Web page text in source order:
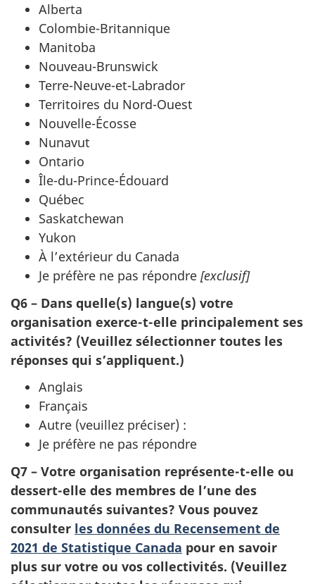
Alberta
Colombie-Britannique
Manitoba
Nouveau-Brunswick
Terre-Neuve-et-Labrador
Territoires du Nord-Ouest
Nouvelle-Écosse
Nunavut
Ontario
Île-du-Prince-Édouard
Québec
Saskatchewan
Yukon
À l’extérieur du Canada
Je préfère ne pas répondre [exclusif]
Q6 – Dans quelle(s) langue(s) votre
organisation exerce-t-elle principalement ses
activités? (Veuillez sélectionner toutes les
réponses qui s’appliquent.)
Anglais
Français
Autre (veuillez préciser) :
Je préfère ne pas répondre
Q7 – Votre organisation représente-t-elle ou
dessert-elle des membres de l’une des
communautés suivantes? Vous pouvez
consulter les données du Recensement de
2021 de Statistique Canada pour en savoir
plus sur votre ou vos collectivités. (Veuillez